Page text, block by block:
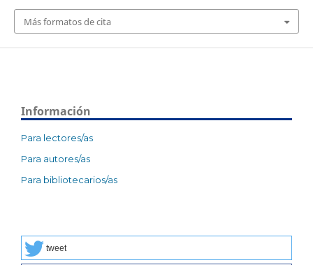
Más formatos de cita
Información
Para lectores/as
Para autores/as
Para bibliotecarios/as
tweet